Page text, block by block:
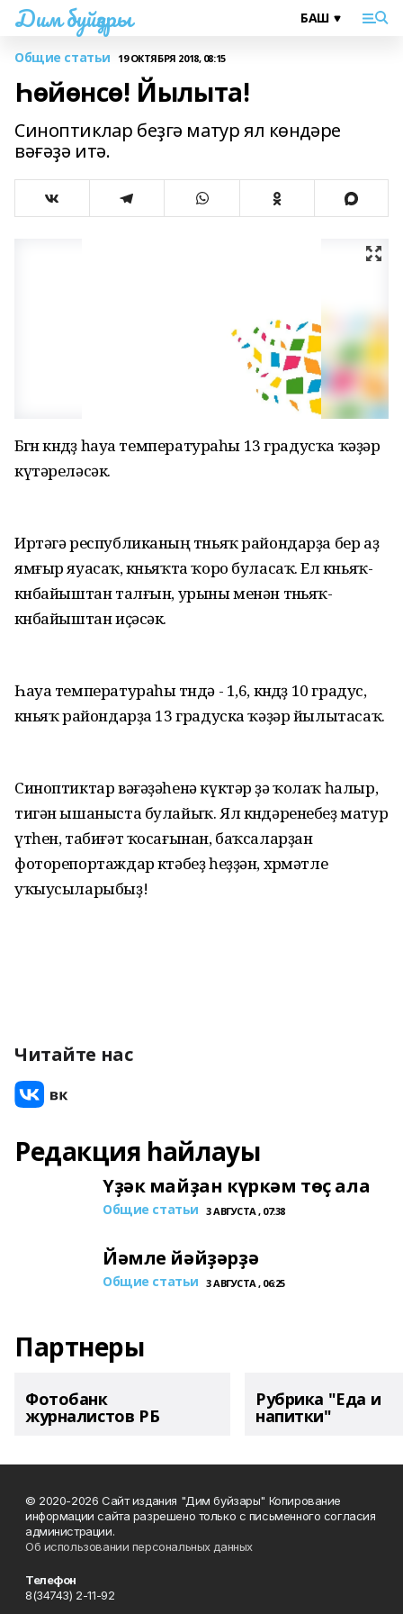
Дим буйҙары
Общие статьи 19 ОКТЯБРЯ 2018, 08:15
Һөйөнсө! Йылыта!
Синоптиклар беҙгә матур ял көндәре
вәғәҙә итә.
Бөгөн көндөҙ һауа температураһы 13 градусҡа ҡәҙәр
күтәреләсәк.
Иртәгә республиканың төньяҡ райондарҙа бер аҙ
ямғыр яуасаҡ, көньяҡта ҡоро буласаҡ. Ел көньяҡ-
көнбайыштан талғын, урыны менән төньяҡ-
көнбайыштан иҫәсәк.
Һауа температураһы төндә - 1,6, көндөҙ 10 градус,
көньяҡ райондарҙа 13 градуска ҡәҙәр йылытасаҡ.
Синоптиктар вәғәҙәһенә күктәр ҙә ҡолаҡ һалыр,
тигән ышаныста булайыҡ. Ял көндәренебеҙ матур
үтһен, табиғәт ҡосағынан, баҡсаларҙан
фоторепортаждар көтәбеҙ һеҙҙән, хөрмәтле
уҡыусыларыбыҙ!
Читайте нас
Редакция һайлауы
Үҙәк майҙан күркәм төҫ ала
Общие статьи 3 АВГУСТА , 07:38
Йәмле йәйҙәрҙә
Общие статьи 3 АВГУСТА , 06:25
Партнеры
Фотобанк
журналистов РБ
Рубрика "Еда и
напитки"
© 2020-2026 Сайт издания "Дим буйзары" Копирование
информации сайта разрешено только с письменного согласия
администрации.
Об использовании персональных данных
Телефон
8(34743) 2-11-92